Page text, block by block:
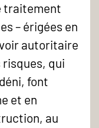
traitement
– érigées en
autoritaire
risques, qui
font
et en
au